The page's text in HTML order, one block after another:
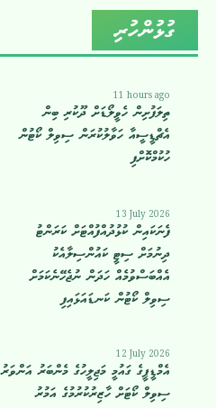
ގުޅުންހުރި
11 hours ago
ތިލަފުށިން ހެވީލޯޑަށް ދޫކުރި ބިން
އެޗްޑީސީއާ ހަވާލުކުރަން ސިވިލް ކޯޓުން
ހުކުމްކޮށްފި
13 July 2026
ފެނަކައިން ކުޅުދުއްފުއްޓަށް ކަރަންޓު
ދިނުމަށް ސިޓީ ކައުންސިލާއެކު
އެއްބަސްވުމެއް ހަދަން ނުޖެހޭނެކަމަށް
ސިވިލް ކޯޓުން ކަނޑައަޅައިފި
12 July 2026
އެމްޑީޕީގެ ގައުމީ މަޖިލީހުގެ މެންބަރު އަންވަރު
ސިވިލް ކޯޓަށް ހާޒިރުކުރުމުގެ އަމުރު